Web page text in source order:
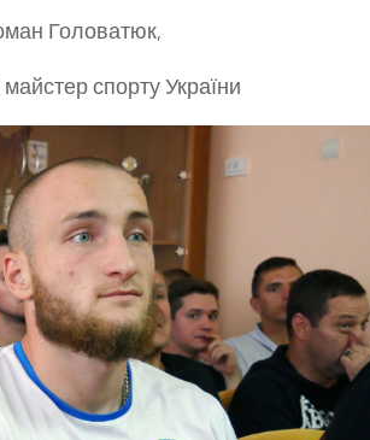
Головатюк,
спорту України